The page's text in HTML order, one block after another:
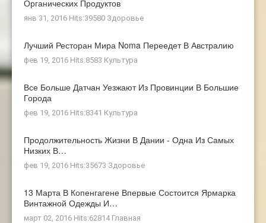
Органических Продуктов
янв 31, 2016 Hits:39580 Здоровье
Лучший Ресторан Мира Noma Переедет В Австралию
фев 19, 2016 Hits:8583 Культура
Все Больше Датчан Уезжают Из Провинции В Большие
Города
фев 19, 2016 Hits:8341 Культура
Продолжительность Жизни В Дании - Одна Из Самых
Низких В…
фев 19, 2016 Hits:35673 Здоровье
13 Марта В Копенгагене Впервые Состоится Ярмарка
Винтажной Одежды И…
март 02, 2016 Hits:62814 Главная